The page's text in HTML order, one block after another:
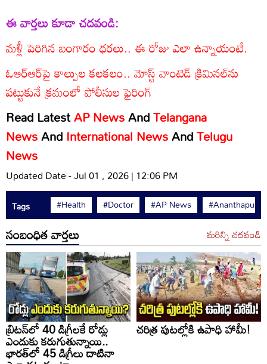
ఈ వార్తలు కూడా చదవండి:
మళ్లీ పెరిగిన బంగారం ధరలు.. ఈ రోజు ఎలా ఉన్నాయంటే.
ఓఆర్‌ఆర్‌పై కాల్పుల కలకలం.. మోస్ట్ వాంటెడ్ క్రిమినల్‌ను
పట్టుకునే క్రమంలో పోలీసుల ఫైరింగ్
Read LatestAP NewsAndTelangana
NewsAnd International NewsAndTelugu
News
Updated Date - Jul 01 , 2026 | 12:06 PM
Tags #Health #Doctor #AP News
సంబంధిత వార్తలు మరిన్ని చదవండి
బ్రిటన్‌లో 40 డిగ్రీలకే రోడ్లు
ఎందుకు కరుగుతున్నాయి..
భారత్‌లో 45 డిగ్రీలు దాటినా
చరిత్ర పుటల్లోకి ఉపాధి హామీ!